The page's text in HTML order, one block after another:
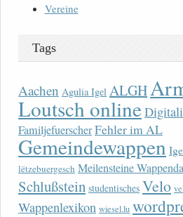
Vereine
Tags
Aachen Agulia Igel ALGH
Loutsch online
FamiljefuerscherFehler im AL
Gemeindewappen
lëtzebuergesch Meilensteine
Schlußstein studentisches Velo
Wappenlexikon wiesel.lu